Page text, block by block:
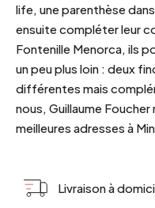
life, une parenthèse
ensuite compléter leur
Fontenille Menorca, ils
un peu plus loin : deux
différentes mais
nous, Guillaume Foucher
meilleures adresses à
Livraison à